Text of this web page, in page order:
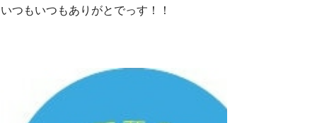
いつもいつもありがとでっす！！